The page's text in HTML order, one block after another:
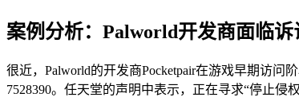
案例分析：Palworld开发商面临诉
很近，Palworld的开发商Pocketpair在游戏早期访问
7528390。任天堂的声明中表示，正在寻求“停止侵